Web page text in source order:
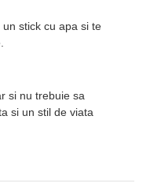
stick cu apa si te
si nu trebuie sa
si un stil de viata